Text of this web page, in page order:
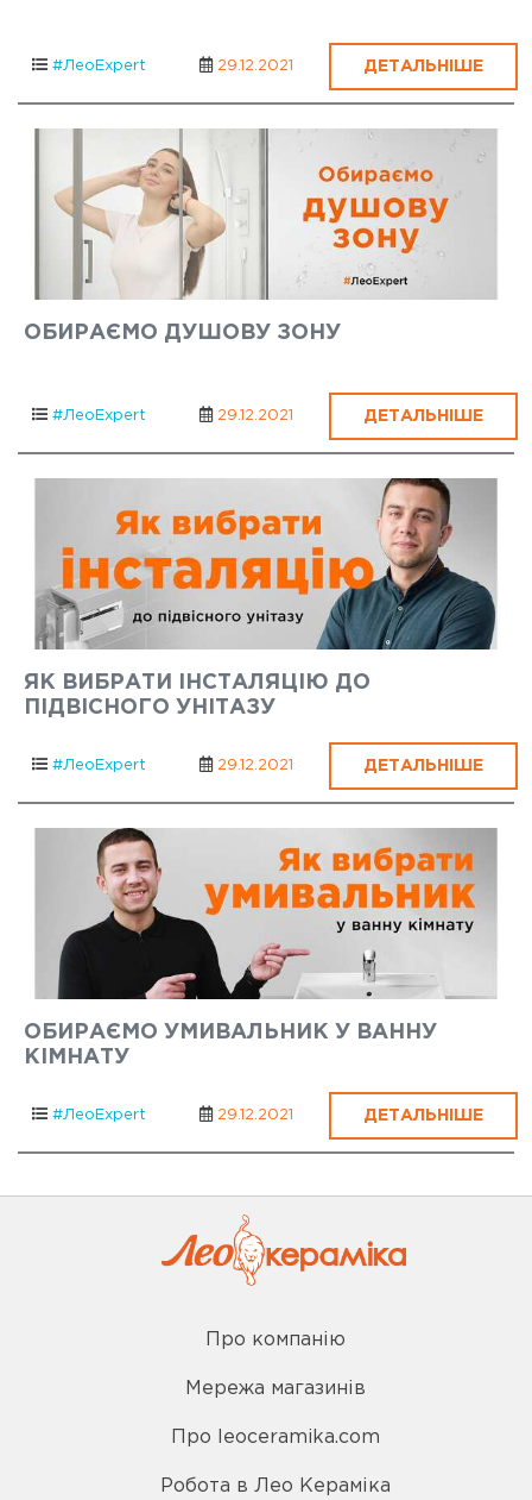
#ЛеоExpert 29.12.2021 ДЕТАЛЬНІШЕ
ОБИРАЄМО ДУШОВУ ЗОНУ
#ЛеоExpert 29.12.2021 ДЕТАЛЬНІШЕ
ЯК ВИБРАТИ ІНСТАЛЯЦІЮ ДО
ПІДВІСНОГО УНІТАЗУ
#ЛеоExpert 29.12.2021 ДЕТАЛЬНІШЕ
ОБИРАЄМО УМИВАЛЬНИК У ВАННУ
КІМНАТУ
#ЛеоExpert 29.12.2021 ДЕТАЛЬНІШЕ
Про компанію
Мережа магазинів
Про leoceramika.com
Робота в Лео Кераміка